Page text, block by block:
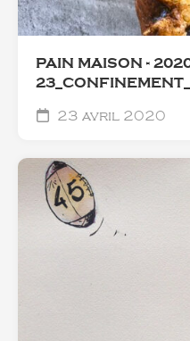
PAIN MAISON -
23 avril 2020